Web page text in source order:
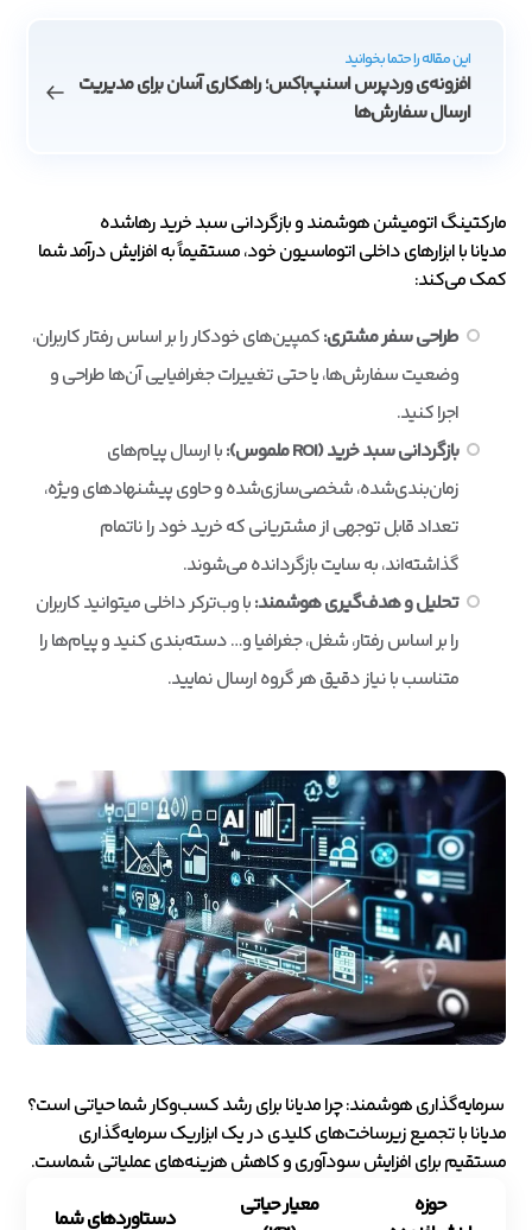
این مقاله را حتما بخوانید
افزونه‌ی وردپرس اسنپ‌باکس؛ راهکاری آسان برای مدیریت
ارسال سفارش‌ها
مارکتینگ اتومیشن هوشمند و بازگردانی سبد خرید رهاشده
مدیانا با ابزارهای داخلی اتوماسیون خود، مستقیماً به افزایش درآمد شما
کمک می‌کند:
طراحی سفر مشتری:کمپین‌های خودکار را بر اساس رفتار کاربران،
وضعیت سفارش‌ها، یا حتی تغییرات جغرافیایی آن‌ها طراحی و
اجرا کنید.
بازگردانی سبد خرید (ROI ملموس):
با ارسال پیام‌های
زمان‌بندی‌شده، شخصی‌سازی‌شده و حاوی پیشنهادهای ویژه،
تعداد قابل توجهی از مشتریانی که خرید خود را ناتمام
گذاشته‌اند، به سایت بازگردانده می‌شوند.
تحلیل و هدف‌گیری هوشمند:
با وب‌ترکر داخلی می‎توانید کاربران
را بر اساس رفتار، شغل، جغرافیا و… دسته‌بندی کنید و پیام‌ها را
متناسب با نیاز دقیق هر گروه ارسال نمایید.
سرمایه‌گذاری هوشمند: چرا مدیانا برای رشد کسب‌وکار شما حیاتی است؟
مدیانا با تجمیع زیرساخت‌های کلیدی در یک ابزاریک سرمایه‌گذاری
مستقیم برای افزایش سودآوری و کاهش هزینه‌های عملیاتی شماست.
حوزه
معیار حیاتی
دستاوردهای شما